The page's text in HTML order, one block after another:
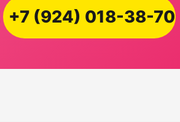
+7 (924) 018-38-70